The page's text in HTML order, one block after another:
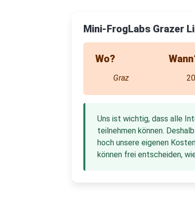
Mini-FrogLabs Grazer
Wo?
Graz
Uns ist wichtig, dass alle
teilnehmen können.
hoch unsere eigenen
können frei entscheiden,